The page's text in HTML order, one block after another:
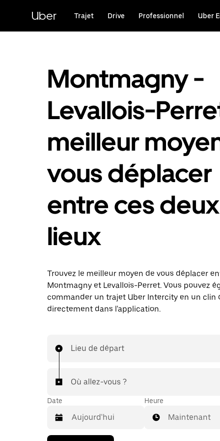
principal
Uber Trajet Drive Professionnel Uber
Montmagny -
Levallois-
meilleur
vous déplacer
entre ces deux
lieux
Trouvez le meilleur moyen de vous déplacer
Montmagny et Levallois-Perret. Vous pouvez
commander un trajet Uber Intercity en un clin
directement dans l'application.
Lieu de départ
Où allez-vous ?
Date Heure
Maintenant